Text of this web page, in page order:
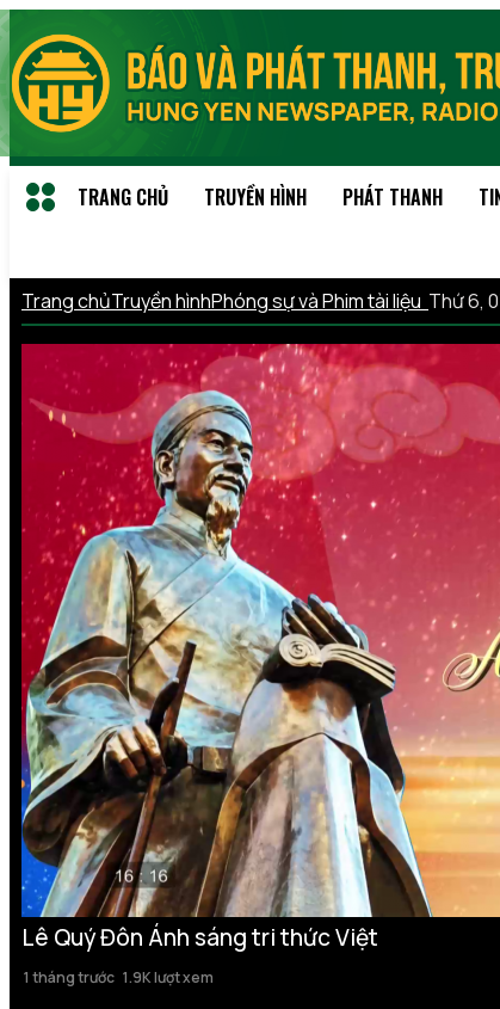
TRANG CHỦ TRUYỀN HÌNH PHÁT THANH
Trang chủTruyền hìnhPhóng sự và Phim tài liệu Thứ 6,
Lê Quý Đôn Ánh sáng tri thức Việt
1 tháng trước 1.9K lượt xem